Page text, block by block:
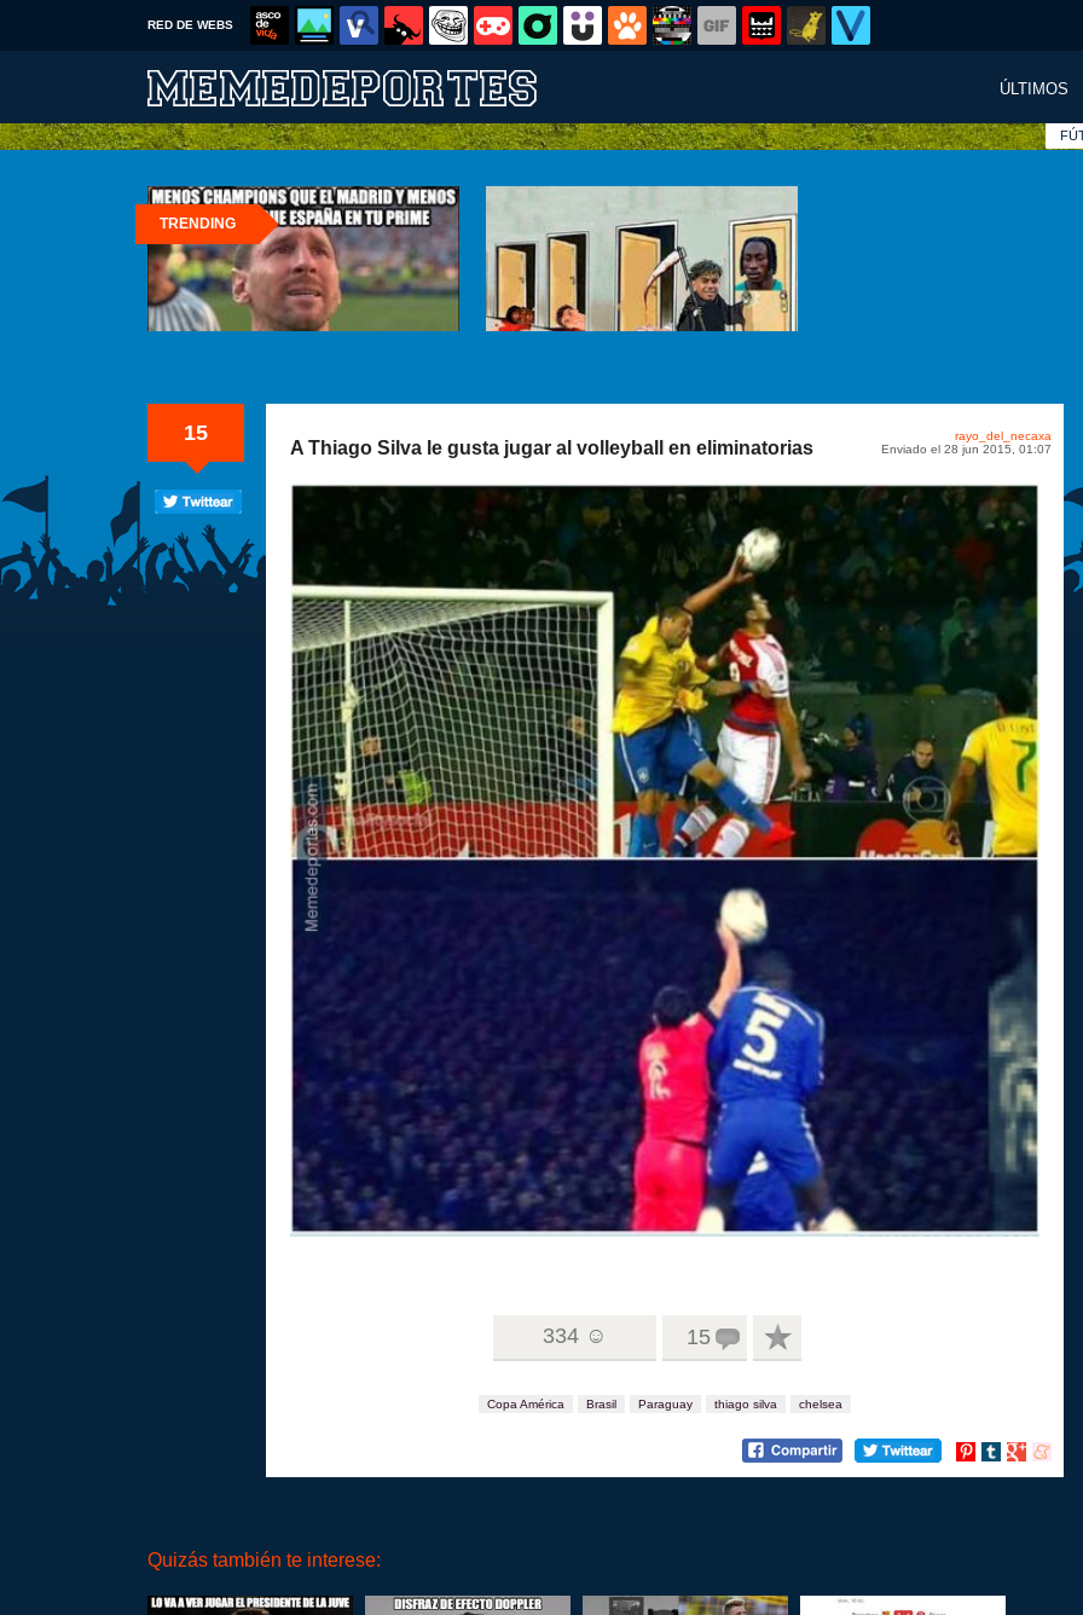
RED DE WEBS
ÚLTIMOS
TRENDING
15
rayo_del_necaxa
Enviado el 28 jun 2015, 01:07
A Thiago Silva le gusta jugar al volleyball en eliminatorias
334 ☺ 15
Copa América Brasil Paraguay thiago silva chelsea
Compartir
Compartir
Compartir
Quizás también te interese: